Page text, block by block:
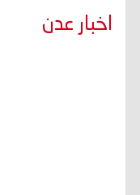
اخبار عدن